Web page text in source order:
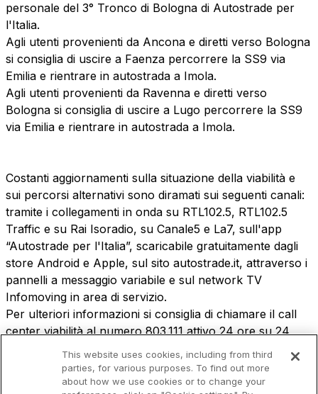
complex infrastructures
Elgea
Production and sale of energy from renewable
sources
in service areas
YouVerse
Administrative, general and property management
services
Giovia
Cleaning activities on outdoor sites, green areas and
toilets
Find out more
personale del 3° Tronco di Bologna di Autostrade per
l'Italia.
Agli utenti provenienti da Ancona e diretti verso Bologna
si consiglia di uscire a Faenza percorrere la SS9 via
Emilia e rientrare in autostrada a Imola.
Agli utenti provenienti da Ravenna e diretti verso
Bologna si consiglia di uscire a Lugo percorrere la SS9
via Emilia e rientrare in autostrada a Imola.
Costanti aggiornamenti sulla situazione della viabilità e
sui percorsi alternativi sono diramati sui seguenti canali:
tramite i collegamenti in onda su RTL102.5, RTL102.5
Traffic e su Rai Isoradio, su Canale5 e La7, sull'app
“Autostrade per l'Italia”, scaricabile gratuitamente dagli
store Android e Apple, sul sito autostrade.it, attraverso i
pannelli a messaggio variabile e sul network TV
Infomoving in area di servizio.
Per ulteriori informazioni si consiglia di chiamare il call
center viabilità al numero 803.111 attivo 24 ore su 24
This website uses cookies, including from third
parties, for various purposes. To find out more
about how we use cookies or to change your